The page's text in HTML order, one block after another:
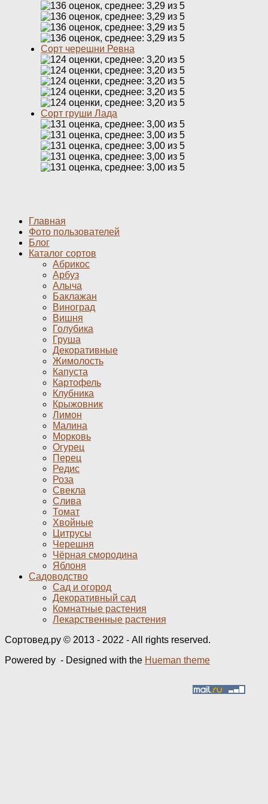
Сорт черешни Ревна
Сорт груши Лада
Главная
Фото пользователей
Блог
Каталог сортов
Абрикос
Арбуз
Алыча
Баклажан
Виноград
Вишня
Голубика
Груша
Декоративные
Жимолость
Капуста
Картофель
Клубника
Крыжовник
Лимон
Малина
Морковь
Огурец
Перец
Редис
Роза
Свекла
Слива
Томат
Хвойные
Цитрусы
Черешня
Чёрная смородина
Яблоня
Садоводство
Сад и огород
Декоративный сад
Комнатные растения
Лекарственные растения
Сортовед.ру © 2013 - 2022 - All rights reserved.
Powered by - Designed with the Hueman theme